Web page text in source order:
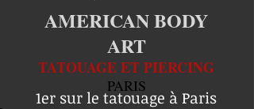
AMERICAN BODY
ART
TATOUAGE ET PIERCING
PARIS
1er sur le tatouage à Paris